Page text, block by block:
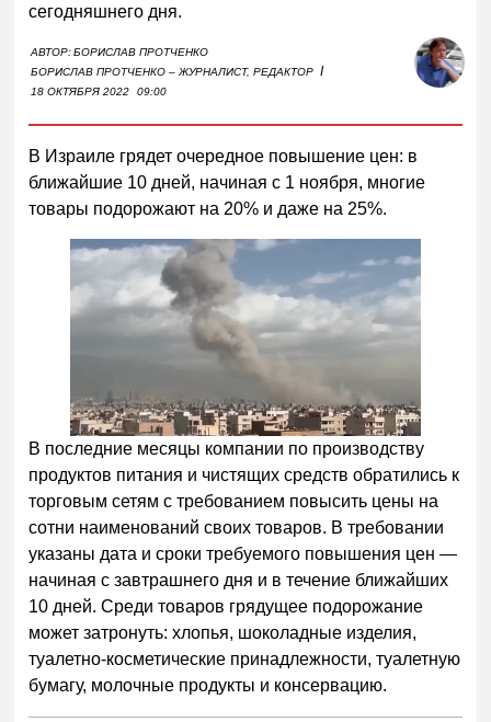
сегодняшнего дня.
АВТОР:БОРИСЛАВ ПРОТЧЕНКО
БОРИСЛАВ ПРОТЧЕНКО – ЖУРНАЛИСТ, РЕДАКТОР I
18 ОКТЯБРЯ 2022 09:00
В Израиле грядет очередное повышение цен: в
ближайшие 10 дней, начиная с 1 ноября, многие
товары подорожают на 20% и даже на 25%.
В последние месяцы компании по производству
продуктов питания и чистящих средств обратились к
торговым сетям с требованием повысить цены на
сотни наименований своих товаров. В требовании
указаны дата и сроки требуемого повышения цен —
начиная с завтрашнего дня и в течение ближайших
10 дней. Среди товаров грядущее подорожание
может затронуть: хлопья, шоколадные изделия,
туалетно-косметические принадлежности, туалетную
бумагу, молочные продукты и консервацию.